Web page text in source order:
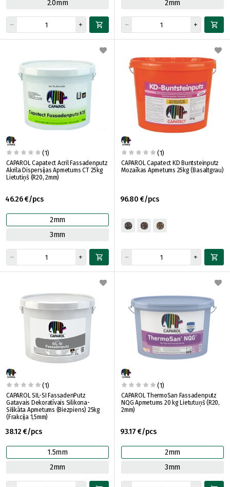
2.0mm 2mm
(1)
CAPAROL Capatect Acril Fassadenputz
Akrila Dispersijas Apmetums CT 25kg
Lietutiņš (R20, 2mm)
46.26 €/pcs
2mm
3mm
(1)
CAPAROL Capatect KD Buntsteinputz
Mozaīkas Apmetums 25kg (Basaltgrau)
96.80 €/pcs
(1)
CAPAROL SIL-SI FassadenPutz
Gatavais Dekoratīvais Silikona-
Silikāta Apmetums (Biezpiens) 25kg
(Frakcija 1,5mm)
38.12 €/pcs
1.5mm
2mm
(1)
CAPAROL ThermoSan Fassadenputz
NQG Apmetums 20 kg Lietutuņš (R20,
2mm)
93.17 €/pcs
2mm
3mm